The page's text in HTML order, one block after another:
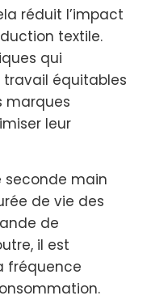
réduit l’impact
textile.
qui
équitables
marques
leur
seconde main
de vie des
de
il est
fréquence